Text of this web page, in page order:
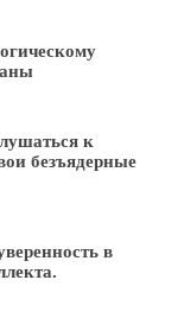
к
безъядерные
в